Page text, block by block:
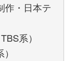
作・日本テ
系）